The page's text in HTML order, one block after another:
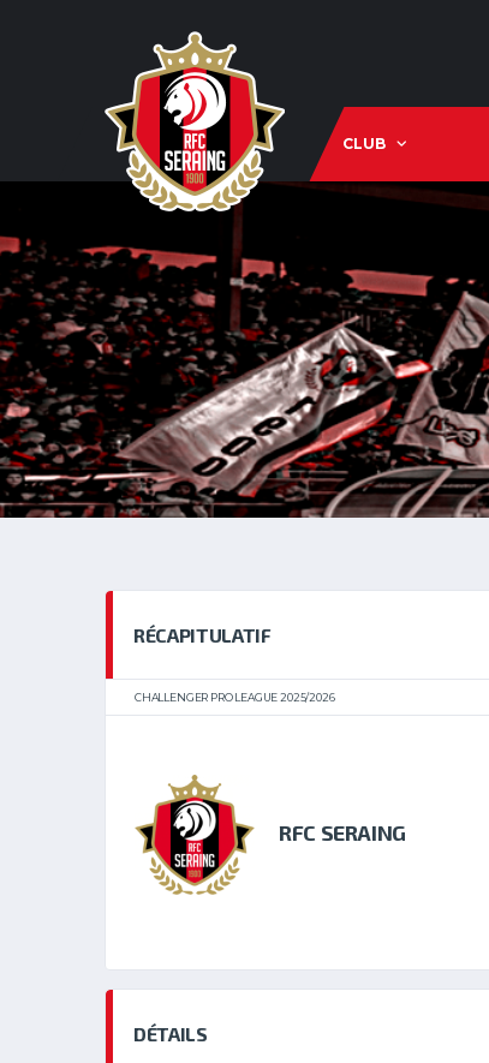
CLUB
RÉCAPITULATIF
CHALLENGER PRO LEAGUE 2025/2026
RFC SERAING
DÉTAILS